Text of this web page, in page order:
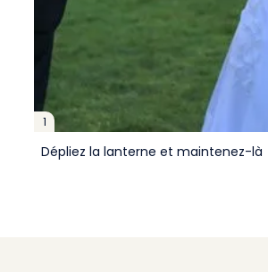
1
Dépliez la lanterne et maintenez-là